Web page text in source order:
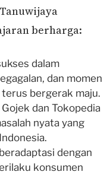
berharga:
dalam
dan momen
terus bergerak maju.
Gojek dan Tokopedia
nyata yang
dengan
konsumen